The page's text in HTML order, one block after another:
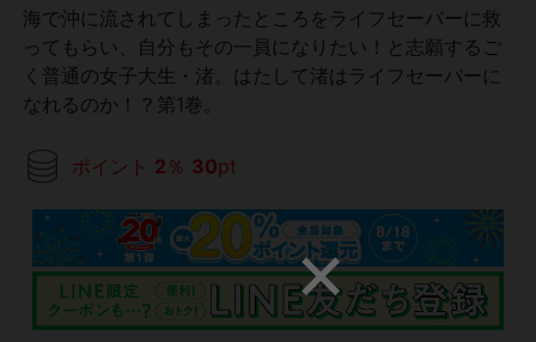
海で沖に流されてしまったところをライフセーバーに救
ってもらい、自分もその一員になりたい！と志願するご
く普通の女子大生・渚。はたして渚はライフセーバーに
なれるのか！？第1巻。
ポイント 2 ％ 30pt